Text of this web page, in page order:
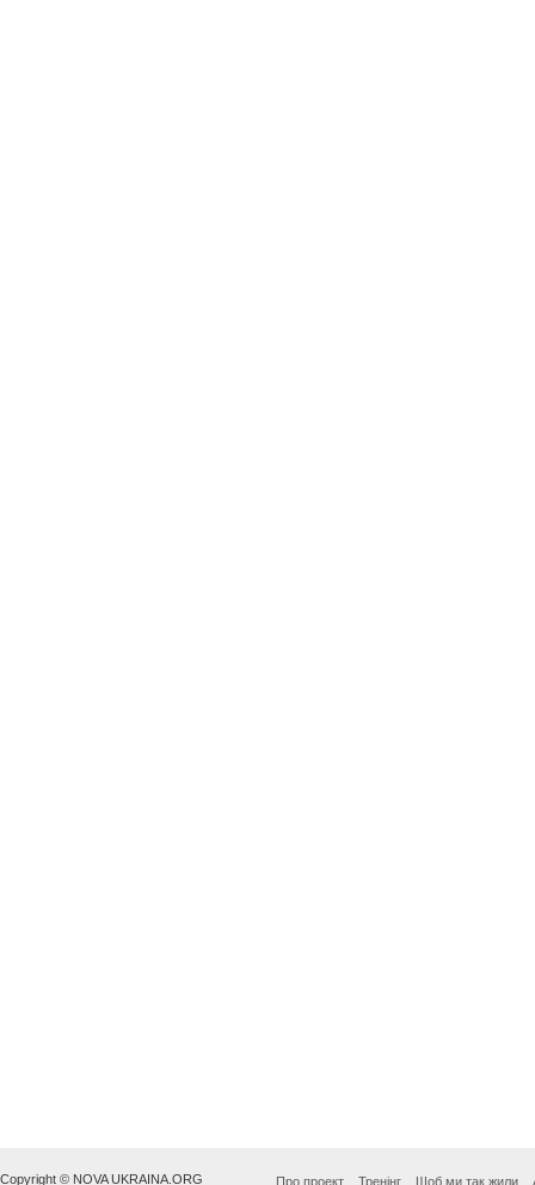
Copyright © NOVA UKRAINA.ORG Про проект Тренінг Щоб ми так жили